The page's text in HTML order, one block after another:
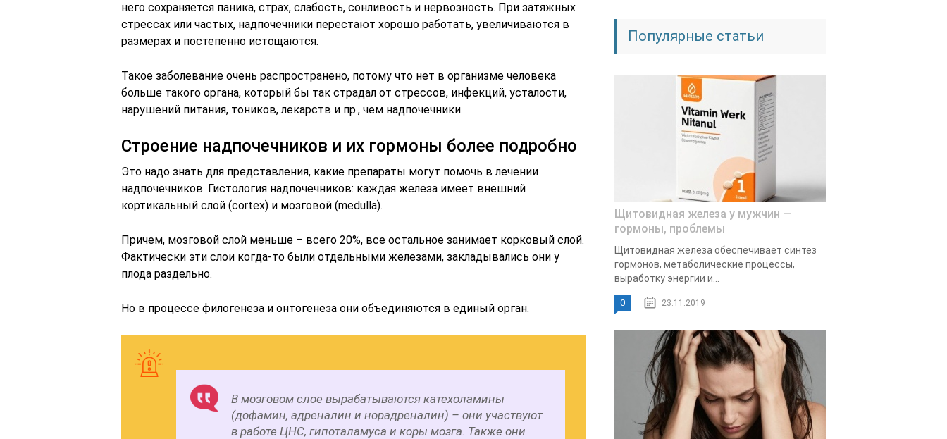
него сохраняется паника, страх, слабость, сонливость и нервозность. При затяжных
стрессах или частых, надпочечники перестают хорошо работать, увеличиваются в
размерах и постепенно истощаются.
Такое заболевание очень распространено, потому что нет в организме человека
больше такого органа, который бы так страдал от стрессов, инфекций, усталости,
нарушений питания, тоников, лекарств и пр., чем надпочечники.
Строение надпочечников и их гормоны более подробно
Это надо знать для представления, какие препараты могут помочь в лечении
надпочечников. Гистология надпочечников: каждая железа имеет внешний
кортикальный слой (cortex) и мозговой (medulla).
Причем, мозговой слой меньше – всего 20%, все остальное занимает корковый слой.
Фактически эти слои когда-то были отдельными железами, закладывались они у
плода раздельно.
Но в процессе филогенеза и онтогенеза они объединяются в единый орган.
В мозговом слое вырабатываются катехоламины
(дофамин, адреналин и норадреналин) – они участвуют
в работе ЦНС, гипоталамуса и коры мозга. Также они
Популярные статьи
Щитовидная железа у мужчин —
гормоны, проблемы
Щитовидная железа обеспечивает синтез
гормонов, метаболические процессы,
выработку энергии и...
0 23.11.2019